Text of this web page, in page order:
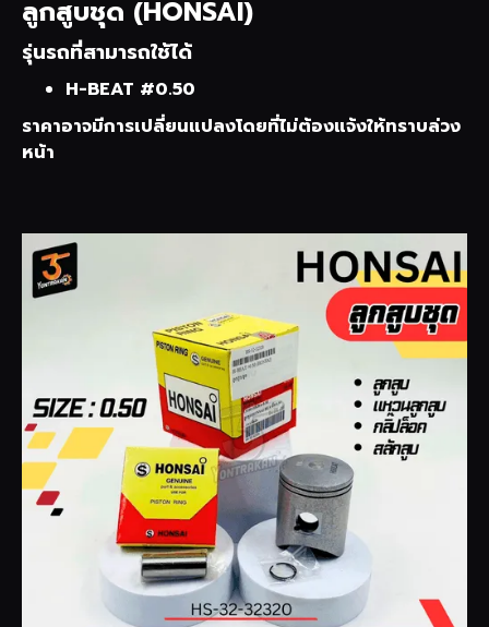
ลูกสูบชุด (HONSAI)
รุ่นรถที่สามารถใช้ได้
H-BEAT #0.50
ราคาอาจมีการเปลี่ยนแปลงโดยที่ไม่ต้องแจ้งให้ทราบล่วง
หน้า